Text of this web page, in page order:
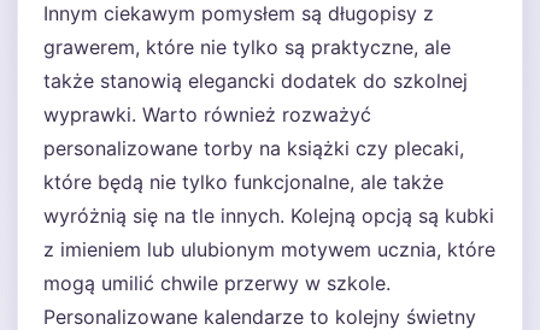
Innym ciekawym pomysłem są długopisy z
grawerem, które nie tylko są praktyczne, ale
także stanowią elegancki dodatek do szkolnej
wyprawki. Warto również rozważyć
personalizowane torby na książki czy plecaki,
które będą nie tylko funkcjonalne, ale także
wyróżnią się na tle innych. Kolejną opcją są kubki
z imieniem lub ulubionym motywem ucznia, które
mogą umilić chwile przerwy w szkole.
Personalizowane kalendarze to kolejny świetny